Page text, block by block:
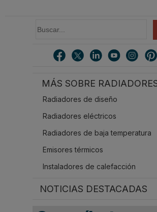
u
MÁS SOBRE
Radiadores de diseño
Radiadores eléctricos
Radiadores de baja temperatura
Emisores térmicos
Instaladores de calefacción
NOTICIAS DESTACADAS